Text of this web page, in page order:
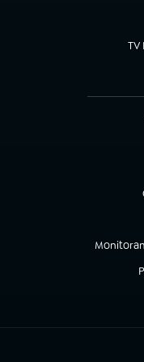
TV
(abre em